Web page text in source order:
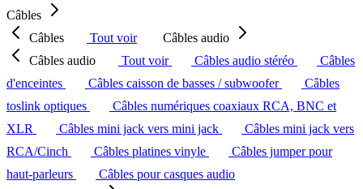
Câbles
Câbles
Tout voir
Câbles audio
Câbles audio
Tout voir Câbles audio stéréo
Câbles
d'enceintes
Câbles caisson de basses / subwoofer
Câbles
toslink optiques
Câbles numériques coaxiaux RCA, BNC et
XLR
Câbles mini jack vers mini jack
Câbles mini jack vers
RCA/Cinch
Câbles platines vinyle
Câbles jumper pour
haut-parleurs
Câbles pour casques audio